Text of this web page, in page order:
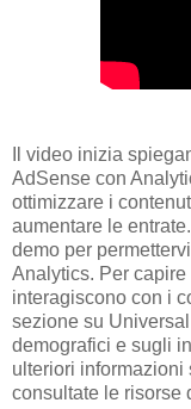
Il video inizia
AdSense con
ottimizzare i
aumentare le
demo per
Analytics. Per
interagiscono con i
sezione su
demografici e sugli
ulteriori informazioni
consultate le risorse